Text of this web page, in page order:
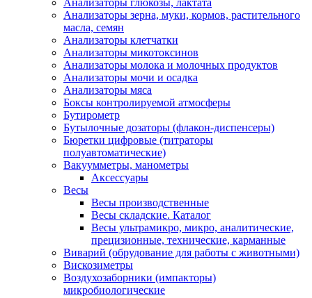
Анализаторы глюкозы, лактата
Анализаторы зерна, муки, кормов, растительного
масла, семян
Анализаторы клетчатки
Анализаторы микотоксинов
Анализаторы молока и молочных продуктов
Анализаторы мочи и осадка
Анализаторы мяса
Боксы контролируемой атмосферы
Бутирометр
Бутылочные дозаторы (флакон-диспенсеры)
Бюретки цифровые (титраторы
полуавтоматические)
Вакуумметры, манометры
Аксессуары
Весы
Весы производственные
Весы складские. Каталог
Весы ультрамикро, микро, аналитические,
прецизионные, технические, карманные
Виварий (обрудование для работы с животными)
Вискозиметры
Воздухозаборники (импакторы)
микробиологические